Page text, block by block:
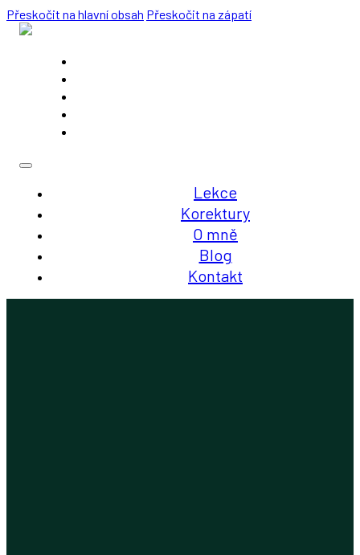
Přeskočit na hlavní obsah Přeskočit na zápatí
Lekce
Korektury
O mně
Blog
Kontakt